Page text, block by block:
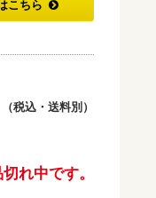
こちら
税込・送料別）
れ中です。